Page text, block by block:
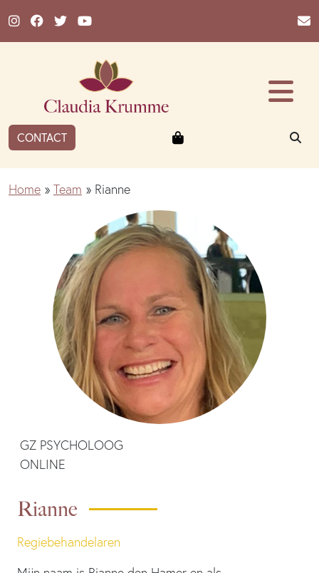
CONTACT Winkelmandje
Home » Team » Rianne
GZ PSYCHOLOOG
ONLINE
Rianne
Regiebehandelaren